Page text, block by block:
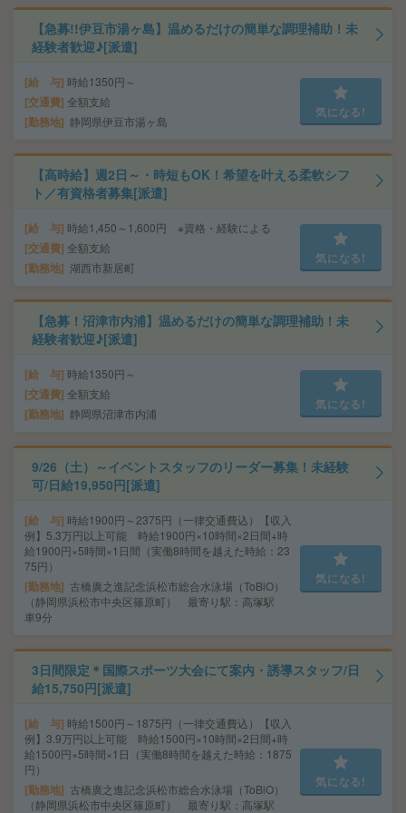
【急募!!伊豆市湯ヶ島】温めるだけの簡単な調理補助！未
経験者歓迎♪[派遣]
給 与 時給1350円～
交通費 全額支給
勤務地 静岡県伊豆市湯ヶ島
気になる!
【高時給】週2日～・時短もOK！希望を叶える柔軟シフ
ト／有資格者募集[派遣]
給 与 時給1,450～1,600円 ※資格・経験による
交通費 全額支給
勤務地 湖西市新居町
気になる!
【急募！沼津市内浦】温めるだけの簡単な調理補助！未
経験者歓迎♪[派遣]
給 与 時給1350円～
交通費 全額支給
勤務地 静岡県沼津市内浦
気になる!
9/26（土）～イベントスタッフのリーダー募集！未経験
可/日給19,950円[派遣]
給 与 時給1900円～2375円（一律交通費込）【収入
例】5.3万円以上可能 時給1900円×10時間×2日間+時
給1900円×5時間×1日間（実働8時間を越えた時給：23
75円）
勤務地
古橋廣之進記念浜松市総合水泳場（ToBiO）
（静岡県浜松市中央区篠原町） 最寄り駅：高塚駅
車9分
気になる!
3日間限定＊国際スポーツ大会にて案内・誘導スタッフ/日
給15,750円[派遣]
給 与 時給1500円～1875円（一律交通費込）【収入
例】3.9万円以上可能 時給1500円×10時間×2日間+時
給1500円×5時間×1日（実働8時間を越えた時給：1875
円）
勤務地
古橋廣之進記念浜松市総合水泳場（ToBiO）
（静岡県浜松市中央区篠原町） 最寄り駅：高塚駅
気になる!